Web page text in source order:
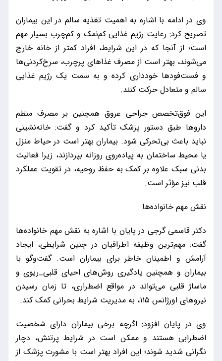
وی در ادامه با اشاره به اهمیت تغذیه سالم در این بیماران
تصریح کرد: رعایت رژیم غذایی کم‌نمک و کم‌چرب بسیار مهم
است؛ از آنجا که در این شرایط، افراد کمتر از خانه خارج
می‌شوند، بهتر است از مصرف غذاهای پرچرب، سرخ‌کردنی‌ها
و فست‌فودها خودداری کرده و به سمت یک رژیم غذایی
سالم و متعادل حرکت کنند.
این فوق‌تخصص جراحی عروق همچنین بر مصرف منظم
داروها طبق دستور پزشک تأکید کرد و گفت: خانه‌نشینی
نباید باعث بی‌تحرکی شود. بیماران بهتر است در حیاط منزل
یا محیط ساختمان به پیاده‌روی روزانه بپردازند، زیرا فعالیت
بدنی سبک علاوه بر کمک به حفظ روحیه، در تقویت عملکرد
قلب نیز مؤثر است.
نقش مهم خانواده‌ها
دکتر قاسمی گرجی در پایان با اشاره به نقش مهم خانواده‌ها
گفت: مهم‌ترین وظیفه اطرافیان در چنین شرایطی، ایجاد
آرامش و اطمینان خاطر برای بیماران است. گفت‌وگو با
بیماران و همچنین یادگیری روش‌های احیای قلبی_ریوی و
ماساژ قلبی می‌تواند در مواقع اضطراری، تا زمان رسیدن
نیروهای اورژانس ۱۱۵، به مدیریت شرایط بحرانی کمک کند.
وی در پایان افزود: اگرچه برخی بیماران دارای شخصیت
اضطرابی هستند و ممکن است در شرایط پرتنش، دچار
نگرانی شدید شوند؛ این افراد بهتر است با مشورت پزشک از